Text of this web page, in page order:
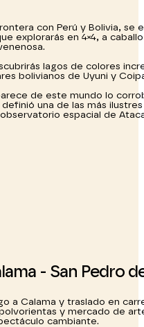
con Perú y Bolivia, se
explorarás en 4×4, a
lagos de colores
bolivianos de Uyuni y
de este mundo lo
una de las más
espacial de
- San Pedro
a Calama y traslado en
y mercado de
cambiante.